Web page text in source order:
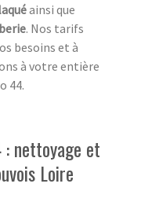
ainsi que
. Nos tarifs
besoins et à
à votre entière
44.
: nettoyage et
Loire